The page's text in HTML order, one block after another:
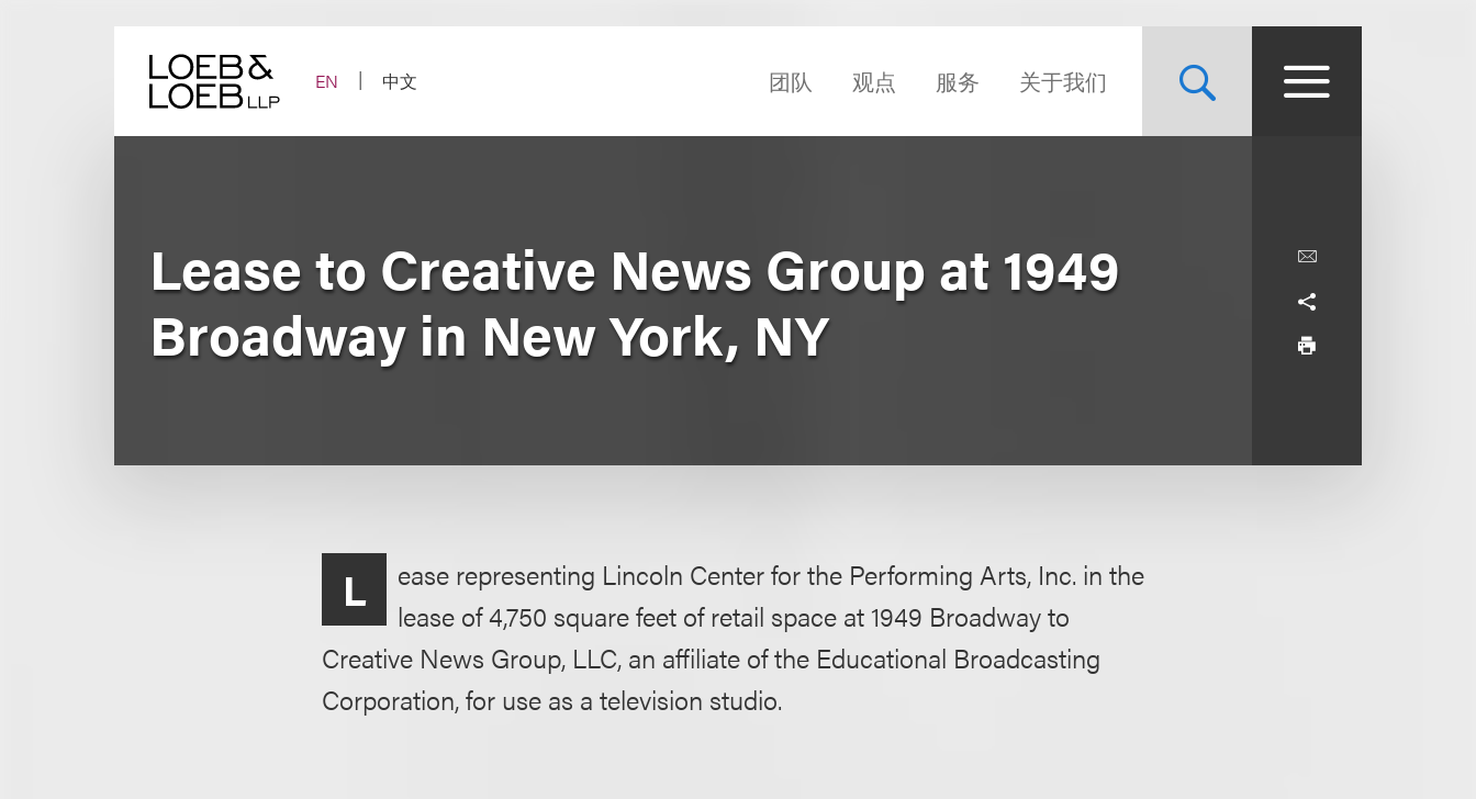
EN
中文 团队 观点 服务 关于我们
Lease to Creative News Group at 1949
Broadway in New York, NY
L
ease representing Lincoln Center for the Performing Arts, Inc. in the
lease of 4,750 square feet of retail space at 1949 Broadway to
Creative News Group, LLC, an affiliate of the Educational Broadcasting
Corporation, for use as a television studio.